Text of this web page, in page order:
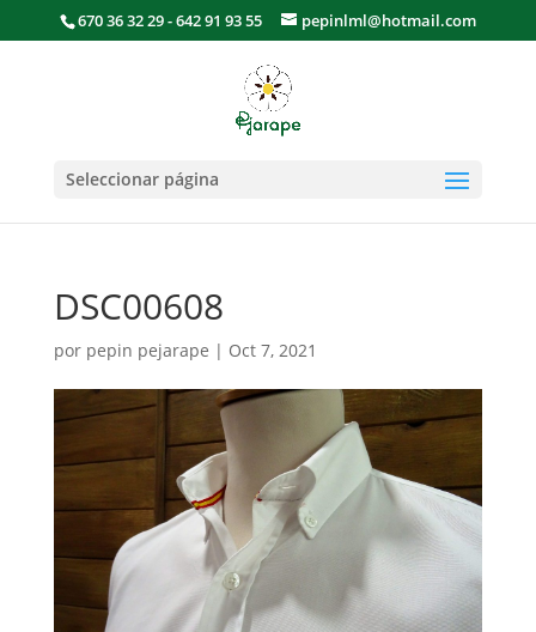
670 36 32 29 - 642 91 93 55 pepinlml@hotmail.com
Seleccionar página
DSC00608
por pepin pejarape | Oct 7, 2021